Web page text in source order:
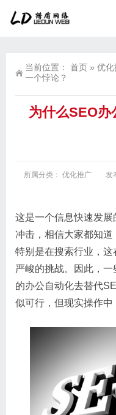
当前位置： 首页 » 优化
一个悖论？
为什么SEO办
所属分类： 优化推广 发
这是一个信息快速发
冲击，相信大家都知道
特别是在搜索行业，
严峻的挑战。因此，一
的办公自动化去替代
似可行，但现实操作中